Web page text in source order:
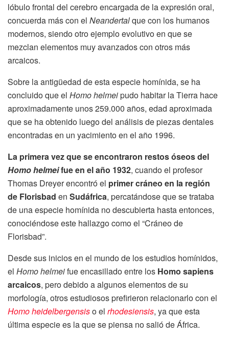
lóbulo frontal del cerebro encargada de la expresión oral,
concuerda más con el Neandertalque con los humanos
modernos, siendo otro ejemplo evolutivo en que se
mezclan elementos muy avanzados con otros más
arcaicos.
Sobre la antigüedad de esta especie homínida, se ha
concluido que el Homo helmeipudo habitar la Tierra hace
aproximadamente unos 259.000 años, edad aproximada
que se ha obtenido luego del análisis de piezas dentales
encontradas en un yacimiento en el año 1996.
La primera vez que se encontraron restos óseos del
Homo helmeifue en el año 1932, cuando el profesor
Thomas Dreyer encontró el primer cráneo en la región
de Florisbad en Sudáfrica, percatándose que se trataba
de una especie homínida no descubierta hasta entonces,
conociéndose este hallazgo como el “Cráneo de
Florisbad”.
Desde sus inicios en el mundo de los estudios homínidos,
el Homo helmeifue encasillado entre los Homo sapiens
arcaicos, pero debido a algunos elementos de su
morfología, otros estudiosos prefirieron relacionarlo con el
Homo heidelbergensiso el rhodesiensis, ya que esta
última especie es la que se piensa no salió de África.